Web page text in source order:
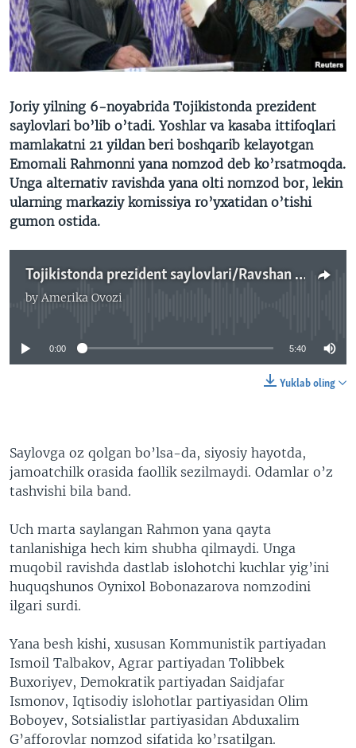
VIDEO
XABARLAR SURATLARDA
ODNOKLASSNIKI
TELEGRAM
TWITTER
SOUNDCLOUD
VOA
Joriy yilning 6-noyabrida Tojikistonda prezident
saylovlari bo’lib o’tadi. Yoshlar va kasaba ittifoqlari
mamlakatni 21 yildan beri boshqarib kelayotgan
Emomali Rahmonni yana nomzod deb ko’rsatmoqda.
Unga alternativ ravishda yana olti nomzod bor, lekin
ularning markaziy komissiya ro’yxatidan o’tishi
gumon ostida.
Tojikistonda prezident saylovlari/Ravshan Shams
by Amerika Ovozi
No media source currently available
0:00 5:40
Yuklab oling
Saylovga oz qolgan bo’lsa-da, siyosiy hayotda,
jamoatchilk orasida faollik sezilmaydi. Odamlar o’z
tashvishi bila band.
Uch marta saylangan Rahmon yana qayta
tanlanishiga hech kim shubha qilmaydi. Unga
muqobil ravishda dastlab islohotchi kuchlar yig’ini
huquqshunos Oynixol Bobonazarova nomzodini
ilgari surdi.
Yana besh kishi, xususan Kommunistik partiyadan
Ismoil Talbakov, Agrar partiyadan Tolibbek
Buxoriyev, Demokratik partiyadan Saidjafar
Ismonov, Iqtisodiy islohotlar partiyasidan Olim
Boboyev, Sotsialistlar partiyasidan Аbduxalim
G’afforovlar nomzod sifatida ko’rsatilgan.